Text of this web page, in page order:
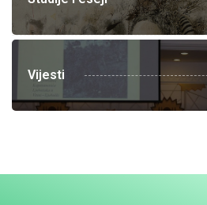
Vijesti